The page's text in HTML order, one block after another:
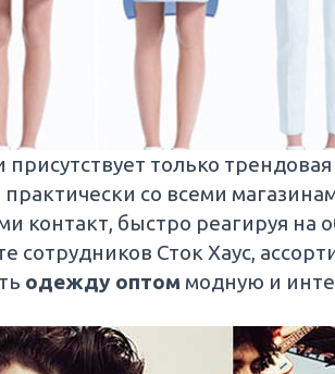
только
со всеми
контакт, быстро реагируя на
сотрудников Сток Хаус,
одежду оптом модную и